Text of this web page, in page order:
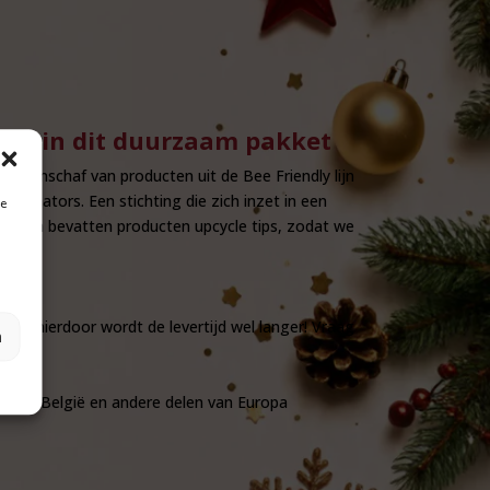
in dit duurzaam pakket
aanschaf van producten uit de Bee Friendly lijn
Een stichting die zich inzet in een
én bevatten producten upcycle tips, zodat we
hierdoor wordt de levertijd wel langer! Vraag
in België en andere delen van Europa